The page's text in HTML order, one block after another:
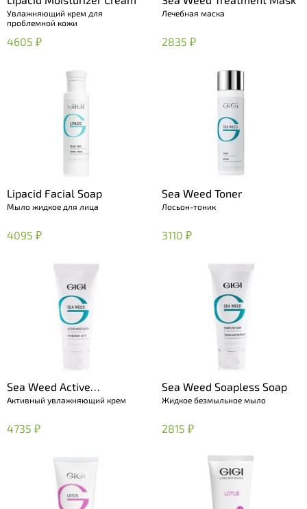
Увлажняющий крем для
проблемной кожи
4605 ₽
Лечебная маска
2835 ₽
Lipacid Facial Soap
Мыло жидкое для лица
4095 ₽
Sea Weed Toner
Лосьон-тоник
3110 ₽
Sea Weed Active
Moisturizer
Активный увлажняющий крем
4735 ₽
Sea Weed Soapless Soap
Жидкое безмыльное мыло
2815 ₽